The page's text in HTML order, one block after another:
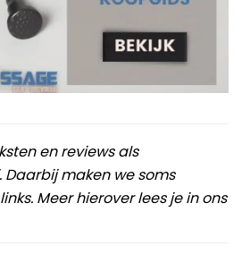
en reviews als
maken we soms
Meer hierover lees je in ons